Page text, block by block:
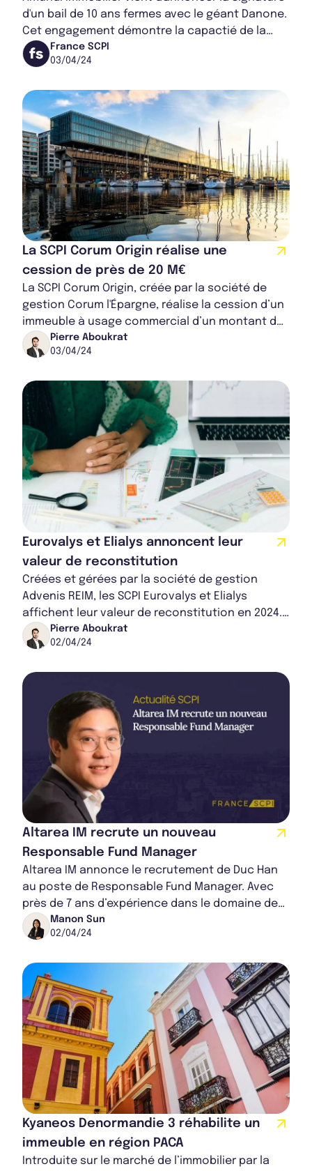
d'un bail de 10 ans fermes avec le géant Danone.
Cet engagement démontre la capactié de la
société de gestion à s'engager avec des a...
France SCPI
03/04/24
La SCPI Corum Origin réalise une
cession de près de 20 M€
La SCPI Corum Origin, créée par la société de
gestion Corum l'Épargne, réalise la cession d’un
immeuble à usage commercial d’un montant de
près de 20 millions d’euros. Une partie d...
Pierre Aboukrat
03/04/24
Eurovalys et Elialys annoncent leur
valeur de reconstitution
Créées et gérées par la société de gestion
Advenis REIM, les SCPI Eurovalys et Elialys
affichent leur valeur de reconstitution en 2024.
Ces dernières s’élèvent respectivement à 970...
Pierre Aboukrat
02/04/24
Altarea IM recrute un nouveau
Responsable Fund Manager
Altarea IM annonce le recrutement de Duc Han
au poste de Responsable Fund Manager. Avec
près de 7 ans d’expérience dans le domaine de
l’investissement immobilier, il va ainsi perme...
Manon Sun
02/04/24
Kyaneos Denormandie 3 réhabilite un
immeuble en région PACA
Introduite sur le marché de l’immobilier par la